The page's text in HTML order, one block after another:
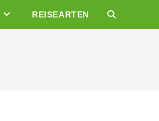
REISEARTEN WEBSITE-